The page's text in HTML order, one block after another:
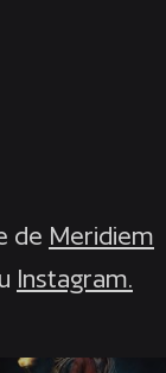
de Meridiem
Instagram.